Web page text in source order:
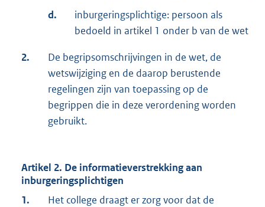
d.
inburgeringsplichtige: persoon als
bedoeld in artikel 1 onder b van de wet
2.
De begripsomschrijvingen in de wet, de
wetswijziging en de daarop berustende
regelingen zijn van toepassing op de
begrippen die in deze verordening worden
gebruikt.
Artikel 2. De informatieverstrekking aan
inburgeringsplichtigen
1.
Het college draagt er zorg voor dat de